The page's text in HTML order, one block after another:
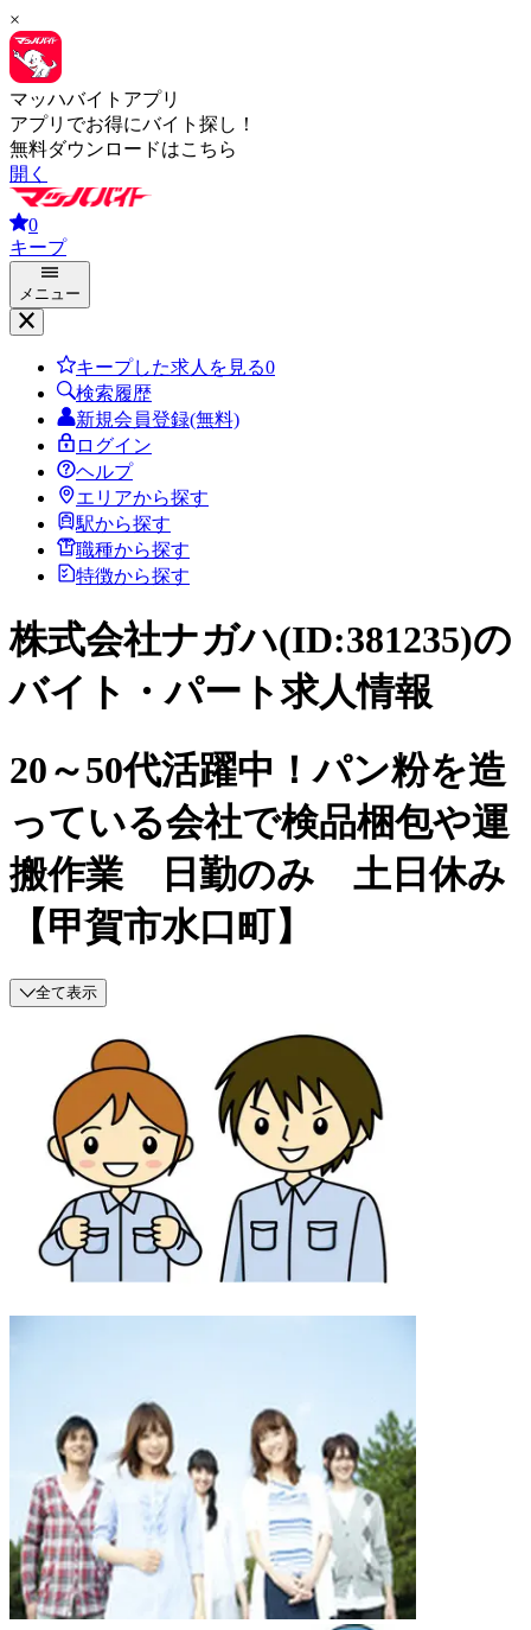
×
マッハバイトアプリ
アプリでお得にバイト探し！
無料ダウンロードはこちら
開く
0
キープ
メニュー
キープした求人を見る0
検索履歴
新規会員登録(無料)
ログイン
ヘルプ
エリアから探す
駅から探す
職種から探す
特徴から探す
株式会社ナガハ(ID:381235)の
バイト・パート求人情報
20～50代活躍中！パン粉を造
っている会社で検品梱包や運
搬作業 日勤のみ 土日休み
【甲賀市水口町】
全て表示